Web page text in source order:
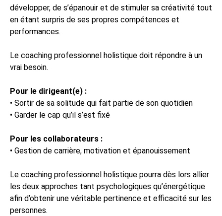
développer, de s’épanouir et de stimuler sa créativité tout
en étant surpris de ses propres compétences et
performances.
Le coaching professionnel holistique doit répondre à un
vrai besoin.
Pour le dirigeant(e) :
• Sortir de sa solitude qui fait partie de son quotidien
• Garder le cap qu’il s’est fixé
Pour les collaborateurs :
• Gestion de carrière, motivation et épanouissement
Le coaching professionnel holistique pourra dès lors allier
les deux approches tant psychologiques qu’énergétique
afin d’obtenir une véritable pertinence et efficacité sur les
personnes.